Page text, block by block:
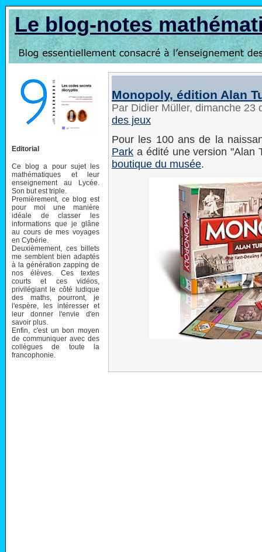
Le blog-notes
Editorial
Ce blog a pour sujet les
mathématiques et leur
enseignement au Lycée.
Son but est triple.
Premièrement, ce blog est
pour moi une manière
idéale de classer les
informations que je glâne
au cours de mes voyages
en Cybérie.
Deuxièmement, ces billets
me semblent bien adaptés
à la génération zapping de
nos élèves. Ces textes
courts et ces vidéos,
privilégiant le côté ludique
des maths, pourront, je
l'espère, les intéresser et
leur donner l'envie d'en
savoir plus.
Enfin, c'est un bon moyen
de communiquer avec des
collègues de toute la
francophonie.
Monopoly, édition Alan
Par Didier Müller, dimanche
des jeux
Pour les 100 ans de la
Park a édité une version "Alan
boutique du musée.